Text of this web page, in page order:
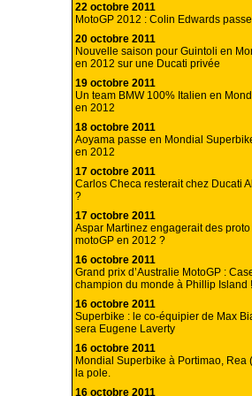
22 octobre 2011
MotoGP 2012 : Colin Edwards
20 octobre 2011
Nouvelle saison pour Guintoli en
en 2012 sur une Ducati privée
19 octobre 2011
Un team BMW 100% Italien en
en 2012
18 octobre 2011
Aoyama passe en Mondial
en 2012
17 octobre 2011
Carlos Checa resterait chez Ducati
?
17 octobre 2011
Aspar Martinez engagerait des proto
motoGP en 2012 ?
16 octobre 2011
Grand prix d’Australie MotoGP :
champion du monde à Phillip Island !
16 octobre 2011
Superbike : le co-équipier de Max
sera Eugene Laverty
16 octobre 2011
Mondial Superbike à Portimao, Rea
la pole.
16 octobre 2011